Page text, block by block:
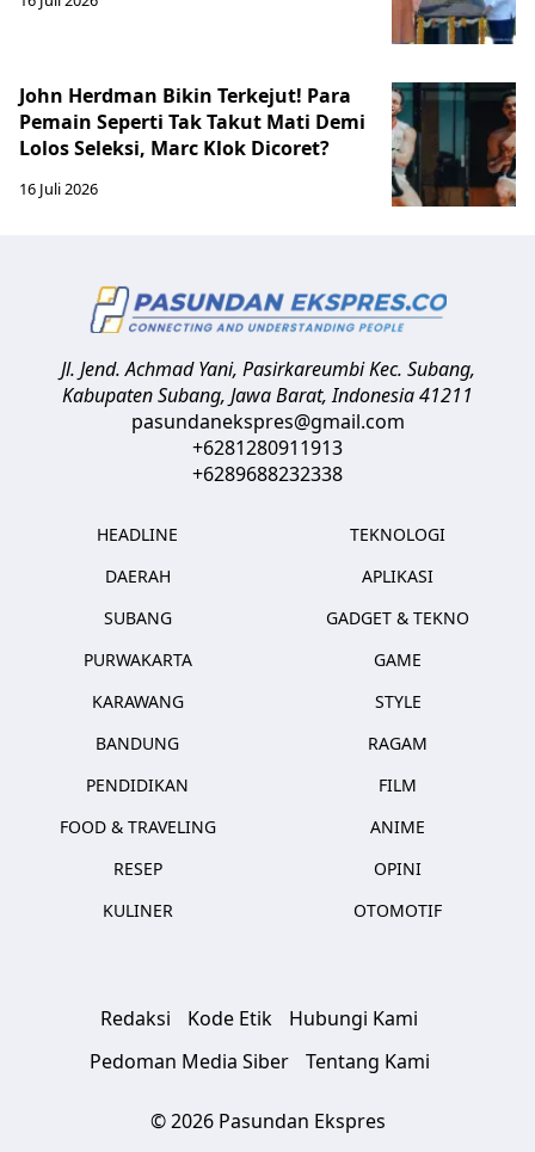
John Herdman Bikin Terkejut! Para
Pemain Seperti Tak Takut Mati Demi
Lolos Seleksi, Marc Klok Dicoret?
16 Juli 2026
Jl. Jend. Achmad Yani, Pasirkareumbi Kec. Subang,
Kabupaten Subang, Jawa Barat,Indonesia41211
pasundanekspres@gmail.com
+6281280911913
+6289688232338
HEADLINE
DAERAH
SUBANG
PURWAKARTA
KARAWANG
BANDUNG
PENDIDIKAN
FOOD & TRAVELING
RESEP
KULINER
TEKNOLOGI
APLIKASI
GADGET & TEKNO
GAME
STYLE
RAGAM
FILM
ANIME
OPINI
OTOMOTIF
Redaksi Kode Etik
Hubungi Kami
Pedoman Media Siber
Tentang Kami
© 2026 Pasundan Ekspres